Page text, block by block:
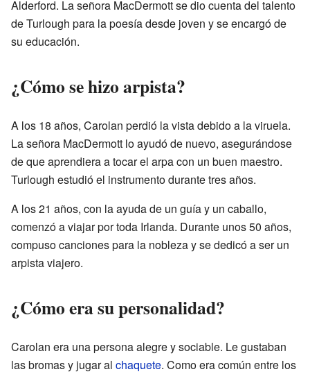
Alderford. La señora MacDermott se dio cuenta del talento
de Turlough para la poesía desde joven y se encargó de
su educación.
¿Cómo se hizo arpista?
A los 18 años, Carolan perdió la vista debido a la viruela.
La señora MacDermott lo ayudó de nuevo, asegurándose
de que aprendiera a tocar el arpa con un buen maestro.
Turlough estudió el instrumento durante tres años.
A los 21 años, con la ayuda de un guía y un caballo,
comenzó a viajar por toda Irlanda. Durante unos 50 años,
compuso canciones para la nobleza y se dedicó a ser un
arpista viajero.
¿Cómo era su personalidad?
Carolan era una persona alegre y sociable. Le gustaban
las bromas y jugar al chaquete. Como era común entre los